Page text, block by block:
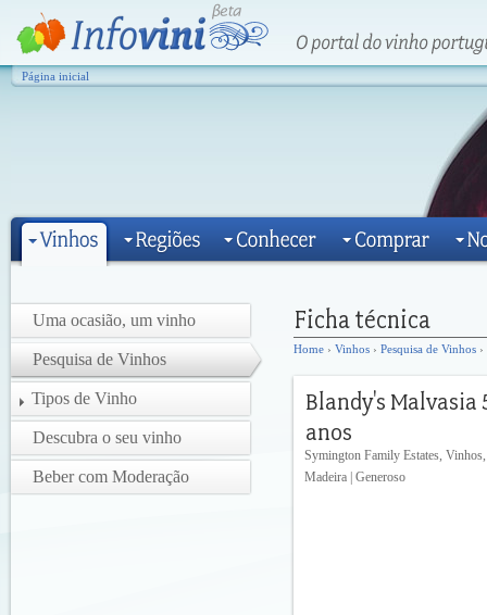
Página inicial
Uma ocasião, um vinho
Pesquisa de Vinhos
Tipos de Vinho
Descubra o seu vinho
Beber com Moderação
Home › Vinhos › Pesquisa de Vinhos
Symington Family Estates,
Madeira | Generoso